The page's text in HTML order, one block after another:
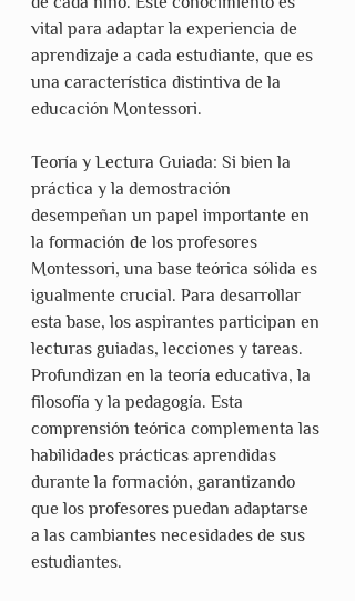
vital para adaptar la experiencia de
aprendizaje a cada estudiante, que es
una característica distintiva de la
educación Montessori.
Teoría y Lectura Guiada: Si bien la
práctica y la demostración
desempeñan un papel importante en
la formación de los profesores
Montessori, una base teórica sólida es
igualmente crucial. Para desarrollar
esta base, los aspirantes participan en
lecturas guiadas, lecciones y tareas.
Profundizan en la teoría educativa, la
filosofía y la pedagogía. Esta
comprensión teórica complementa las
habilidades prácticas aprendidas
durante la formación, garantizando
que los profesores puedan adaptarse
a las cambiantes necesidades de sus
estudiantes.